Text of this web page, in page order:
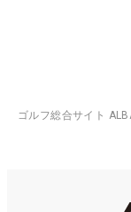
ゴルフ総合サイト